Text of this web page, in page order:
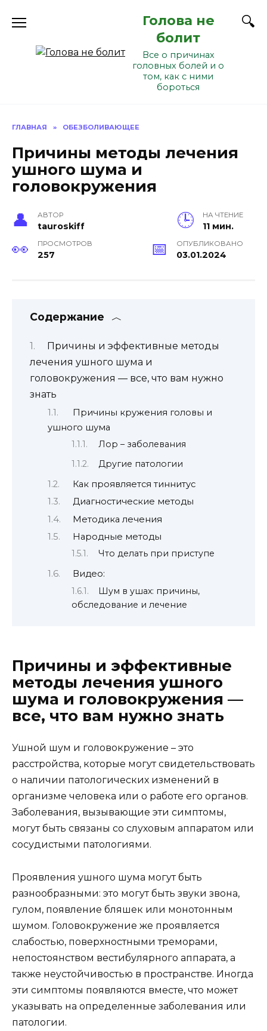
Голова не
болит
Все о причинах
головных болей и о
том, как с ними
бороться
ГЛАВНАЯ » ОБЕЗБОЛИВАЮЩЕЕ
Причины методы лечения
ушного шума и
головокружения
АВТОР
tauroskiff
НА ЧТЕНИЕ
11 мин.
ПРОСМОТРОВ
257
ОПУБЛИКОВАНО
03.01.2024
Содержание
Причины и эффективные методы
лечения ушного шума и
головокружения — все, что вам нужно
знать
Причины кружения головы и
ушного шума
Лор – заболевания
Другие патологии
Как проявляется тиннитус
Диагностические методы
Методика лечения
Народные методы
Что делать при приступе
Видео:
Шум в ушах: причины,
обследование и лечение
Причины и эффективные
методы лечения ушного
шума и головокружения —
все, что вам нужно знать
Ушной шум и головокружение – это
расстройства, которые могут свидетельствовать
о наличии патологических изменений в
организме человека или о работе его органов.
Заболевания, вызывающие эти симптомы,
могут быть связаны со слуховым аппаратом или
сосудистыми патологиями.
Проявления ушного шума могут быть
разнообразными: это могут быть звуки звона,
гулом, появление бляшек или монотонным
шумом. Головокружение же проявляется
слабостью, поверхностными треморами,
непостоянством вестибулярного аппарата, а
также неустойчивостью в пространстве. Иногда
эти симптомы появляются вместе, что может
указывать на определенные заболевания или
патологии.